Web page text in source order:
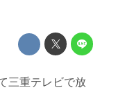
三重テレビで放